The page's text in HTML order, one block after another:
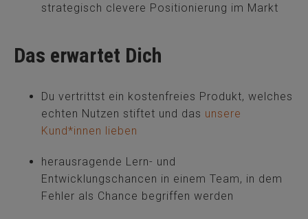
strategisch clevere Positionierung im Markt
Das erwartet Dich
Du vertrittst ein kostenfreies Produkt, welches
echten Nutzen stiftet und das unsere
Kund*innen lieben
herausragende Lern- und
Entwicklungschancen in einem Team, in dem
Fehler als Chance begriffen werden